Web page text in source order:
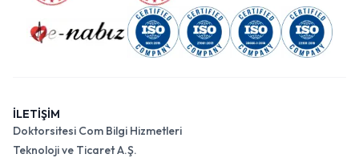
İLETİŞİM
Doktorsitesi Com Bilgi Hizmetleri
Teknoloji ve Ticaret A.Ş.